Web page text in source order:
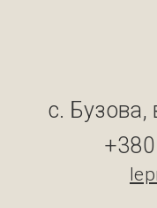
с. Бузова,